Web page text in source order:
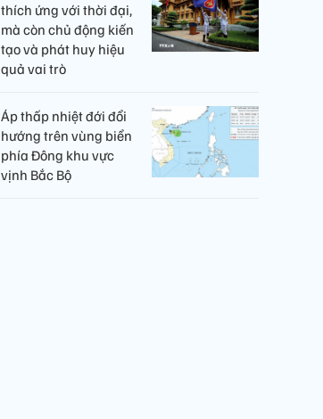
thích ứng với thời đại,
mà còn chủ động kiến
tạo và phát huy hiệu
quả vai trò
Áp thấp nhiệt đới đổi
hướng trên vùng biển
phía Đông khu vực
vịnh Bắc Bộ